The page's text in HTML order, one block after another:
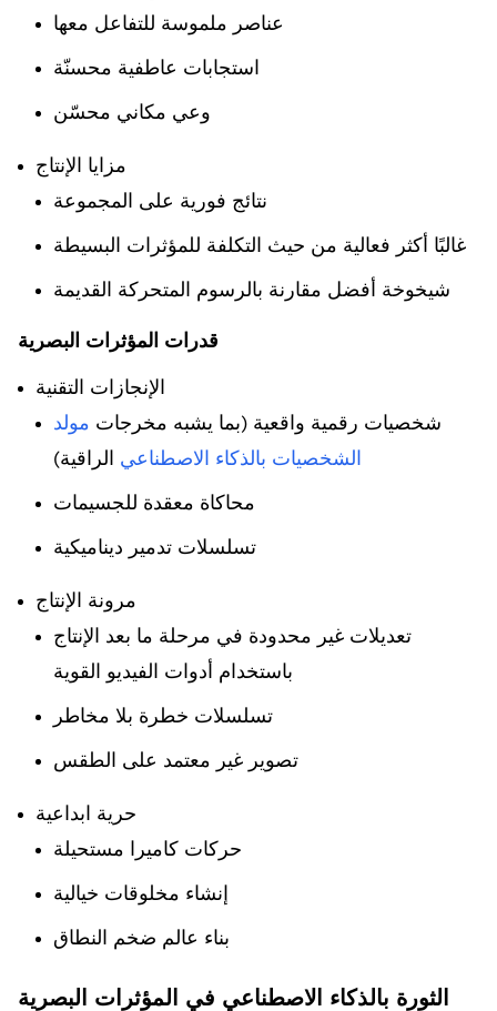
عناصر ملموسة للتفاعل معها
استجابات عاطفية محسنّة
وعي مكاني محسّن
مزايا الإنتاج
نتائج فورية على المجموعة
غالبًا أكثر فعالية من حيث التكلفة للمؤثرات البسيطة
شيخوخة أفضل مقارنة بالرسوم المتحركة القديمة
قدرات المؤثرات البصرية
الإنجازات التقنية
شخصيات رقمية واقعية (بما يشبه مخرجات مولد
الشخصيات بالذكاء الاصطناعي الراقية)
محاكاة معقدة للجسيمات
تسلسلات تدمير ديناميكية
مرونة الإنتاج
تعديلات غير محدودة في مرحلة ما بعد الإنتاج
باستخدام أدوات الفيديو القوية
تسلسلات خطرة بلا مخاطر
تصوير غير معتمد على الطقس
حرية ابداعية
حركات كاميرا مستحيلة
إنشاء مخلوقات خيالية
بناء عالم ضخم النطاق
الثورة بالذكاء الاصطناعي في المؤثرات البصرية